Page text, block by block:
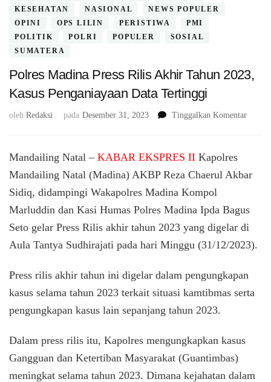
KESEHATAN
NASIONAL
NEWS POPULER
OPINI
OPS LILIN PERISTIWA
PMI
POLITIK
POLRI POPULER
SOSIAL
SUMATERA
Polres Madina Press Rilis Akhir Tahun 2023,
Kasus Penganiayaan Data Tertinggi
oleh Redaksi pada Desember 31, 2023 Tinggalkan Komentarpada
Akhir
Kasus
Data
Mandailing Natal – KABAR EKSPRES II Kapolres
Mandailing Natal (Madina) AKBP Reza Chaerul Akbar
Sidiq, didampingi Wakapolres Madina Kompol
Marluddin dan Kasi Humas Polres Madina Ipda Bagus
Seto gelar Press Rilis akhir tahun 2023 yang digelar di
Aula Tantya Sudhirajati pada hari Minggu (31/12/2023).
Press rilis akhir tahun ini digelar dalam pengungkapan
kasus selama tahun 2023 terkait situasi kamtibmas serta
pengungkapan kasus lain sepanjang tahun 2023.
Dalam press rilis itu, Kapolres mengungkapkan kasus
Gangguan dan Ketertiban Masyarakat (Guantimbas)
meningkat selama tahun 2023. Dimana kejahatan dalam